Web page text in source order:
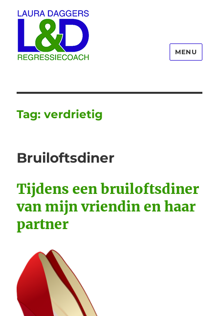
MENU
Tag:verdrietig
Bruiloftsdiner
Tijdens een bruiloftsdiner
van mijn vriendin en haar
partner